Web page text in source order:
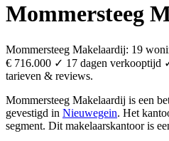
Mommersteeg
Mommersteeg Makelaardij: 19
€ 716.000 ✓ 17 dagen verkooptijd
tarieven & reviews.
Mommersteeg Makelaardij is een
gevestigd in Nieuwegein. Het
segment. Dit makelaarskantoor is